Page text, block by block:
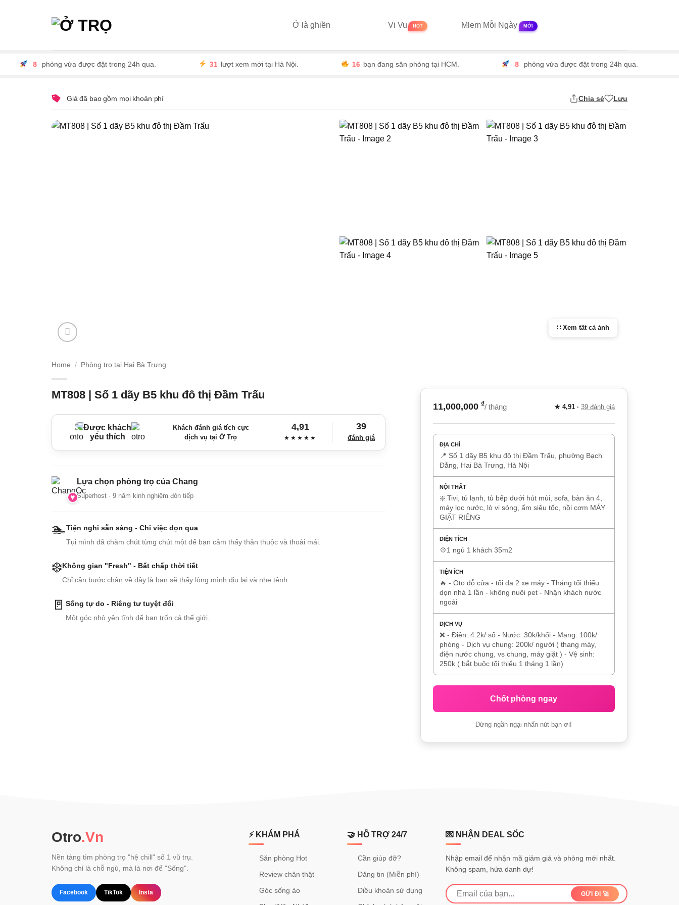
Ở là ghiền Vi Vu Mlem Mỗi Ngày
8 phòng vừa được đặt trong 24h qua. 31 lượt xem mới tại Hà Nội. 16 bạn đang săn phòng tại HCM. 8 phòng vừa được đặt trong 24h qua.
Giá đã bao gồm mọi khoản phí Chia sẻ Lưu
Home / Phòng trọ tại Hai Bà Trưng
MT808 | Số 1 dãy B5 khu đô thị Đầm Trấu
Được khách
yêu thích
Khách đánh giá tích cực
dịch vụ tại Ở Trọ
4,91
★★★★★
39
đánh giá
Lựa chọn phòng trọ của Chang
Superhost · 9 năm kinh nghiệm đón tiếp
🏊Tiện nghi sẵn sàng - Chỉ việc dọn qua
Tụi mình đã chăm chút từng chút một để bạn cảm thấy thân thuộc và thoải mái.
❄️Không gian "Fresh" - Bất chấp thời tiết
Chỉ cần bước chân về đây là bạn sẽ thấy lòng mình dịu lại và nhẹ tênh.
🚪 Sống tự do - Riêng tư tuyệt đối
Một góc nhỏ yên tĩnh để bạn trốn cả thế giới.
11,000,000 ₫/ tháng ★ 4,91 · 39 đánh giá
ĐỊA CHỈ
📍 Số 1 dãy B5 khu đô thị Đầm Trấu, phường Bạch
Đằng, Hai Bà Trưng, Hà Nội
NỘI THẤT
❇️ Tivi, tủ lạnh, tủ bếp dưới hút mùi, sofa, bàn ăn 4,
máy lọc nước, lò vi sóng, ấm siêu tốc, nồi cơm MÁY
GIẶT RIÊNG
DIỆN TÍCH
💠1 ngủ 1 khách 35m2
TIỆN ÍCH
🔥 - Oto đỗ cửa - tối đa 2 xe máy - Tháng tối thiểu
dọn nhà 1 lần - không nuôi pet - Nhận khách nước
ngoài
DỊCH VỤ
❌ - Điện: 4.2k/ số - Nước: 30k/khối - Mạng: 100k/
phòng - Dịch vụ chung: 200k/ người ( thang máy,
điện nước chung, vs chung, máy giặt ) - Vệ sinh:
250k ( bắt buộc tối thiểu 1 tháng 1 lần)
Chốt phòng ngay
Đừng ngần ngại nhấn nút bạn ơi!
Otro.Vn
Nền tảng tìm phòng trọ "hệ chill" số 1 vũ trụ.
Không chỉ là chỗ ngủ, mà là nơi để "Sống".
Facebook TikTok Insta
⚡ KHÁM PHÁ
Săn phòng Hot
Review chân thật
Góc sống ảo
🤝 HỖ TRỢ 24/7
Cần giúp đỡ?
Đăng tin (Miễn phí)
Điều khoản sử dụng
💌 NHẬN DEAL SỐC
Nhập email để nhận mã giảm giá và phòng mới nhất.
Không spam, hứa danh dự!
GỬI ĐI 🚀